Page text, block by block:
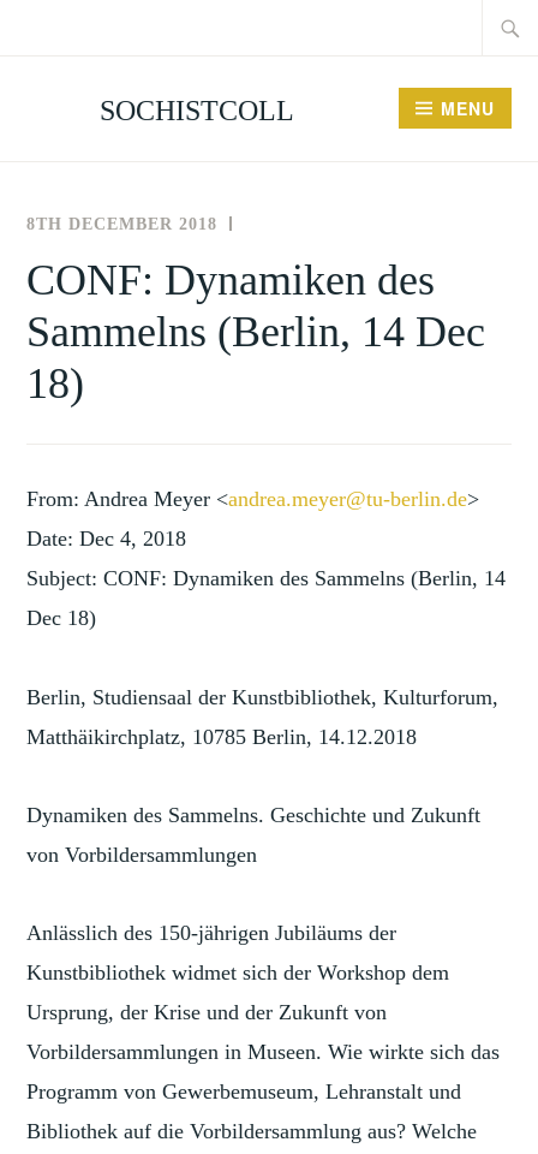
SOCHISTCOLL MENU
8TH DECEMBER 2018
FOR
THE
EVENTS,
UNCATEGORISED
CONF: Dynamiken des
Sammelns (Berlin, 14 Dec
18)
From: Andrea Meyer <andrea.meyer@tu-berlin.de>
Date: Dec 4, 2018
Subject: CONF: Dynamiken des Sammelns (Berlin, 14
Dec 18)
Berlin, Studiensaal der Kunstbibliothek, Kulturforum,
Matthäikirchplatz, 10785 Berlin, 14.12.2018
Dynamiken des Sammelns. Geschichte und Zukunft
von Vorbildersammlungen
Anlässlich des 150-jährigen Jubiläums der
Kunstbibliothek widmet sich der Workshop dem
Ursprung, der Krise und der Zukunft von
Vorbildersammlungen in Museen. Wie wirkte sich das
Programm von Gewerbemuseum, Lehranstalt und
Bibliothek auf die Vorbildersammlung aus? Welche